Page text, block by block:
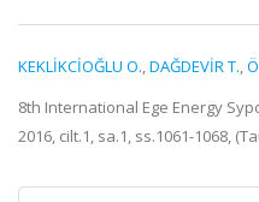
KEKLİKCİOĞLU O.,DAĞDEVİR T.,
8th International Ege Energy
2016, cilt.1, sa.1, ss.1061-1068,